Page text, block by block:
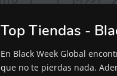
Top Tiendas -
En Black Week Global
que no te pierdas nada.